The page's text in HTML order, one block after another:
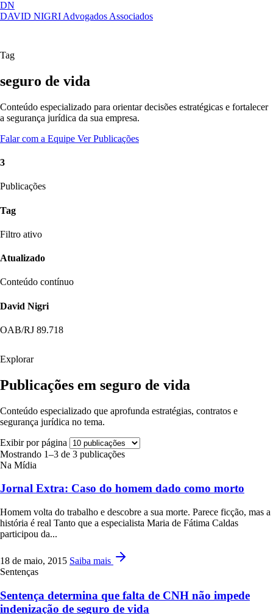
DN
DAVID NIGRI Advogados Associados
Artigos, sentenças, áreas de atuação,
Tag
seguro de vida
Conteúdo especializado para orientar decisões estratégicas e fortalecer
a segurança jurídica da sua empresa.
Falar com a Equipe Ver Publicações
3
Publicações
Tag
Filtro ativo
Atualizado
Conteúdo contínuo
David Nigri
OAB/RJ 89.718
Explorar
Publicações em seguro de vida
Conteúdo especializado que aprofunda estratégias, contratos e
segurança jurídica no tema.
Exibir por página
Mostrando 1–3 de 3 publicações
Na Mídia
Jornal Extra: Caso do homem dado como morto
Homem volta do trabalho e descobre a sua morte. Parece ficção, mas a
história é real Tanto que a especialista Maria de Fátima Caldas
participou da...
18 de maio, 2015 Saiba mais
Sentenças
Sentença determina que falta de CNH não impede
indenização de seguro de vida